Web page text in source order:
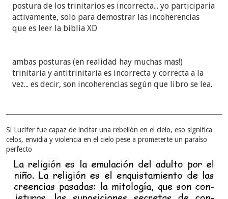
Si quienes comen y beben durante la
conmemoración son únicamente los ungidos, ¿por
Es curioso que la WT no da mayor importancia a
este pasaje de la Biblia. Hice una pequeña
investigación y no hay mucho sobre el tema. La
explicación que podría dar un anciano se basaría
en el Perspicacia, bajo la entrada Alimento:
it-1 pág. 94 Alimento - escribió:
Algunos de sus discípulos que carecían de una
disposición espiritual se escandalizaron al oír a
Jesús comparar su carne y su sangre a comida y
postura de los trinitarios es incorrecta... yo participaria
activamente, solo para demostrar las incoherencias
que es leer la biblia XD
ambas posturas (en realidad hay muchas mas!)
trinitaria y antitrinitaria es incorrecta y correcta a la
vez... es decir, son incoherencias según que libro se lea.
Si Lucifer fue capaz de incitar una rebelión en el cielo, eso significa
celos, envidia y violencia en el cielo pese a prometerte un paraíso
perfecto